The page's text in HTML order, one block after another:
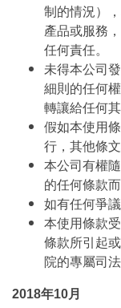
制的情況）
產品或服務
任何責任。
未得本公司
細則的任何
轉讓給任何其
假如本使用
行，其他條
本公司有權
的任何條款
如有任何爭
本使用條款
條款所引起
院的專屬司
2018年10月